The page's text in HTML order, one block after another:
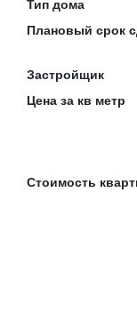
Тип дома
Плановый срок
Застройщик
Цена за кв метр
Стоимость